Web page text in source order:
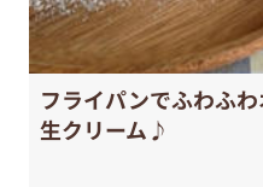
フライパンでふわふ
生クリーム♪